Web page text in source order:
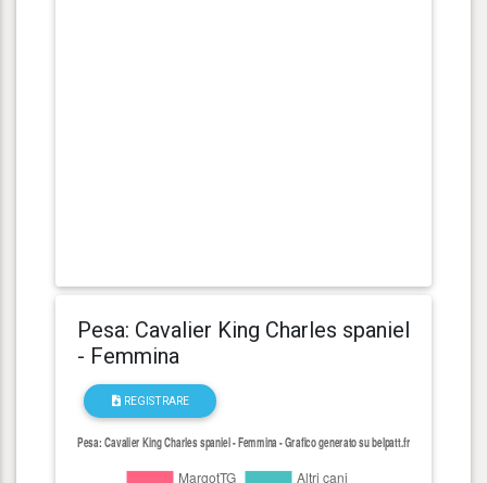
Pesa: Cavalier King Charles spaniel
- Femmina
REGISTRARE